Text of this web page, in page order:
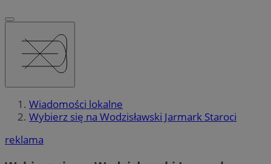
Wiadomości lokalne
Wybierz się na Wodzisławski Jarmark Staroci
reklama